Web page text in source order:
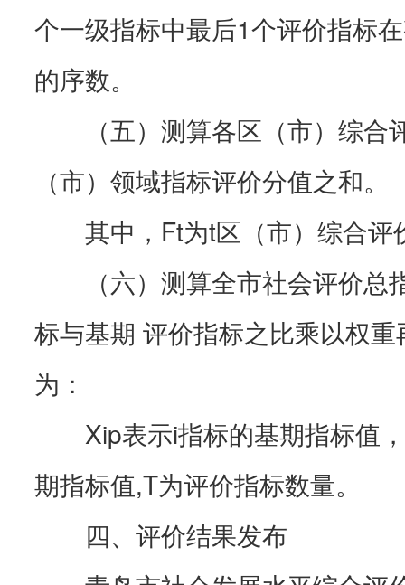
个一级指标中最后1个评价指标
的序数。
（五）测算各区（市）综合
（市）领域指标评价分值之和。
其中，Ft为t区（市）综合评
（六）测算全市社会评价总
标与基期 评价指标之比乘以权
为：
Xip表示i指标的基期指标值，
期指标值,T为评价指标数量。
四、评价结果发布